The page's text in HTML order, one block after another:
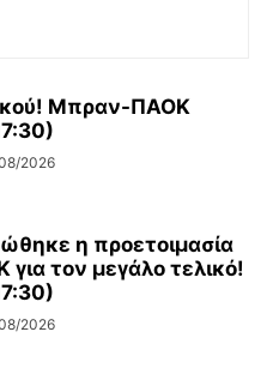
Μπραν-ΠΑΟΚ
2026
η προετοιμασία
τον μεγάλο τελικό!
2026